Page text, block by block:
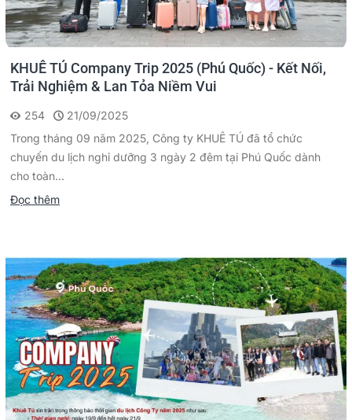
KHUÊ TÚ Company Trip 2025 (Phú Quốc) - Kết Nối,
Trải Nghiệm & Lan Tỏa Niềm Vui
254
21/09/2025
Trong tháng 09 năm 2025, Công ty KHUÊ TÚ đã tổ chức
chuyến du lịch nghỉ dưỡng 3 ngày 2 đêm tại Phú Quốc dành
cho toàn...
Đọc thêm